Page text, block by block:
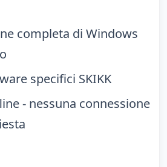
completa di Windows
specifici SKIKK
- nessuna connessione